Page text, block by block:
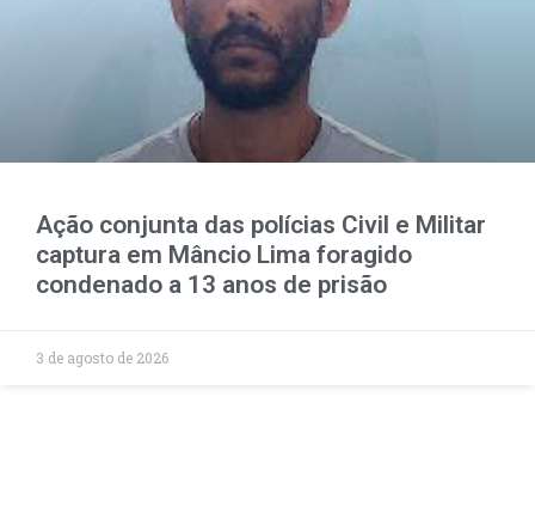
Ação conjunta das polícias Civil e Militar
captura em Mâncio Lima foragido
condenado a 13 anos de prisão
3 de agosto de 2026